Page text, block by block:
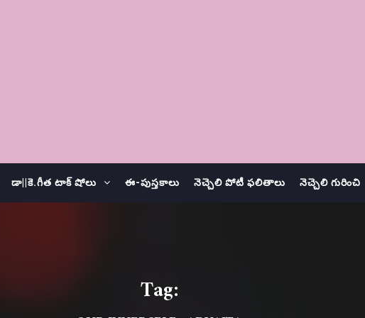
డా||కె.గీత టాక్ షోలు ఈ-పుస్తకాలు నెచ్చెలి పోటీ ఫలితాలు నెచ్చెలి గురించి
Tag: